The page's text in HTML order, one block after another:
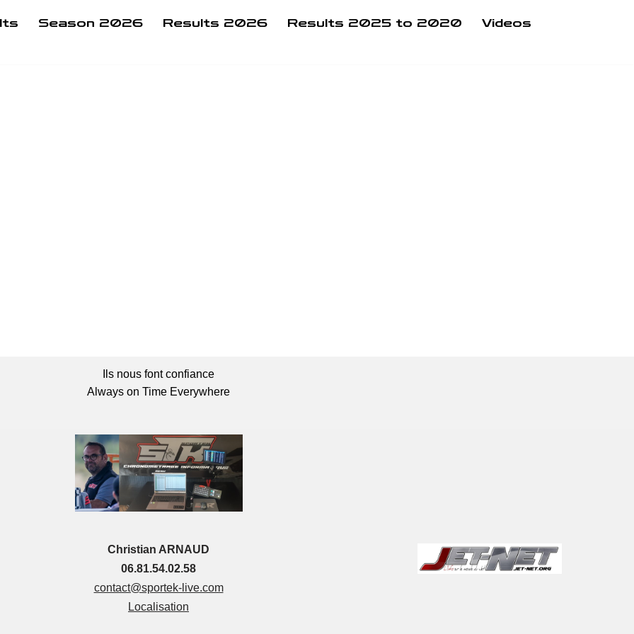
Season 2026 Results 2026 Results 2025 to 2020
Videos
Ils nous font confiance
Always on Time Everywhere
Christian ARNAUD
06.81.54.02.58
contact@sportek-live.com
Localisation